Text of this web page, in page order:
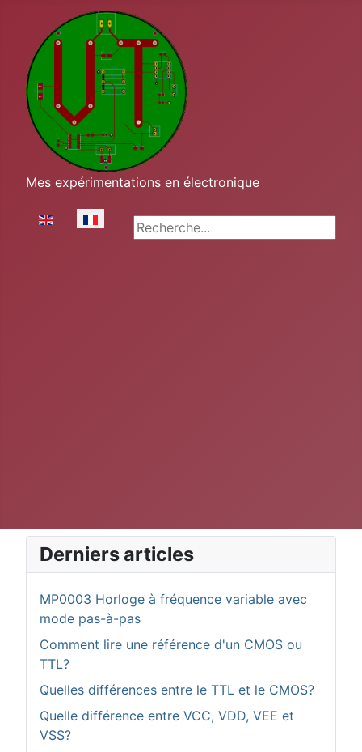
Mes expérimentations en électronique
Sélectionnez votre langue
Rechercher
Derniers articles
MP0003 Horloge à fréquence variable avec
mode pas-à-pas
Comment lire une référence d'un CMOS ou
TTL?
Quelles différences entre le TTL et le CMOS?
Quelle différence entre VCC, VDD, VEE et
VSS?